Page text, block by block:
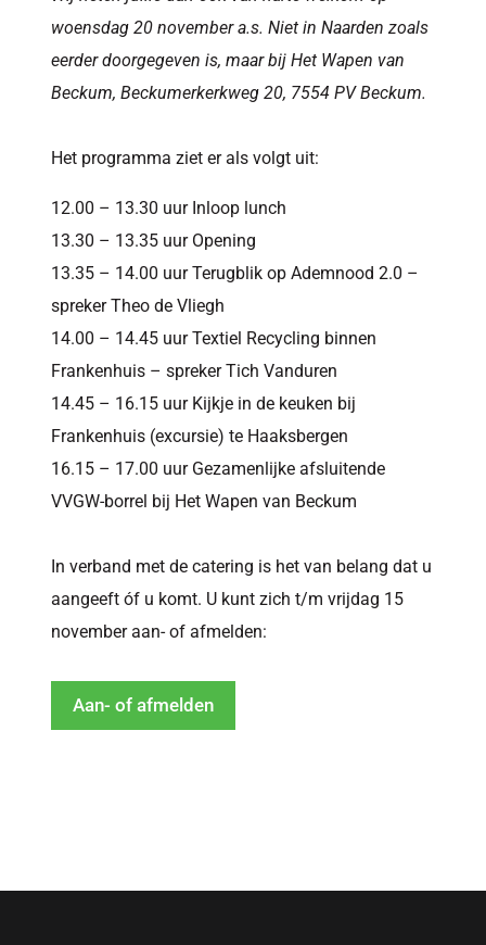
woensdag 20 november a.s. Niet in Naarden zoals
eerder doorgegeven is, maar bij Het Wapen van
Beckum, Beckumerkerkweg 20, 7554 PV Beckum.
Het programma ziet er als volgt uit:
12.00 – 13.30 uur Inloop lunch
13.30 – 13.35 uur Opening
13.35 – 14.00 uur Terugblik op Ademnood 2.0 –
spreker Theo de Vliegh
14.00 – 14.45 uur Textiel Recycling binnen
Frankenhuis – spreker Tich Vanduren
14.45 – 16.15 uur Kijkje in de keuken bij
Frankenhuis (excursie) te Haaksbergen
16.15 – 17.00 uur Gezamenlijke afsluitende
VVGW-borrel bij Het Wapen van Beckum
In verband met de catering is het van belang dat u
aangeeft óf u komt. U kunt zich t/m vrijdag 15
november aan- of afmelden:
Aan- of afmelden